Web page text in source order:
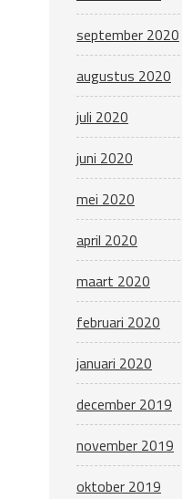
september 2020
augustus 2020
juli 2020
juni 2020
mei 2020
april 2020
maart 2020
februari 2020
januari 2020
december 2019
november 2019
oktober 2019